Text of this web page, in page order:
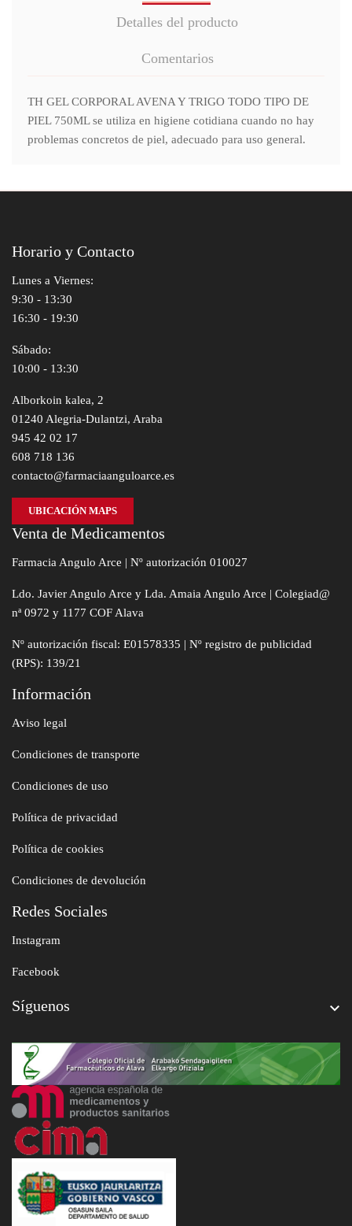
Detalles del producto
Comentarios
TH GEL CORPORAL AVENA Y TRIGO TODO TIPO DE
PIEL 750ML se utiliza en higiene cotidiana cuando no hay
problemas concretos de piel, adecuado para uso general.
Horario y Contacto
Lunes a Viernes:
9:30 - 13:30
16:30 - 19:30
Sábado:
10:00 - 13:30
Alborkoin kalea, 2
01240 Alegria-Dulantzi, Araba
945 42 02 17
608 718 136
contacto@farmaciaanguloarce.es
UBICACIÓN MAPS
Venta de Medicamentos
Farmacia Angulo Arce | Nº autorización 010027
Ldo. Javier Angulo Arce y Lda. Amaia Angulo Arce | Colegiad@
nª 0972 y 1177 COF Alava
Nº autorización fiscal: E01578335 | Nº registro de publicidad
(RPS): 139/21
Información
Aviso legal
Condiciones de transporte
Condiciones de uso
Política de privacidad
Política de cookies
Condiciones de devolución
Redes Sociales
Instagram
Facebook
Síguenos 